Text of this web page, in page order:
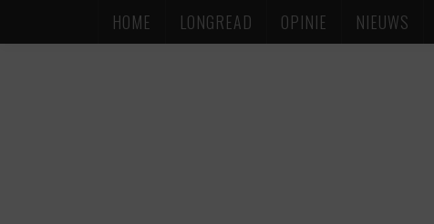
HOME LONGREAD OPINIE NIEUWS